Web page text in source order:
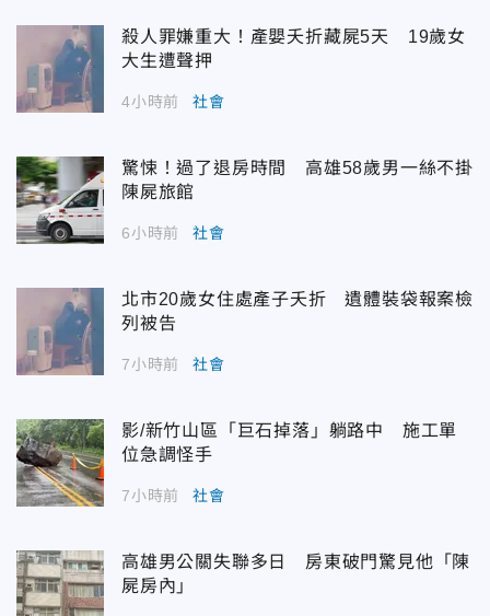
殺人罪嫌重大！產嬰夭折藏屍5天 19歲女
大生遭聲押
4小時前 社會
驚悚！過了退房時間 高雄58歲男一絲不掛
陳屍旅館
6小時前 社會
北市20歲女住處產子夭折 遺體裝袋報案檢
列被告
7小時前 社會
影/新竹山區「巨石掉落」躺路中 施工單
位急調怪手
7小時前 社會
高雄男公關失聯多日 房東破門驚見他「陳
屍房內」